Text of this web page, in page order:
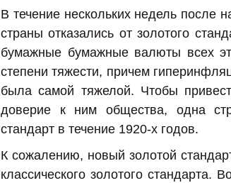
В течение нескольких недель
страны отказались от золотого
бумажные бумажные валюты всех
степени тяжести, причем
была самой тяжелой. Чтобы
доверие к ним общества, одна
стандарт в течение 1920-х годов.
К сожалению, новый золотой
классического золотого стандарта.